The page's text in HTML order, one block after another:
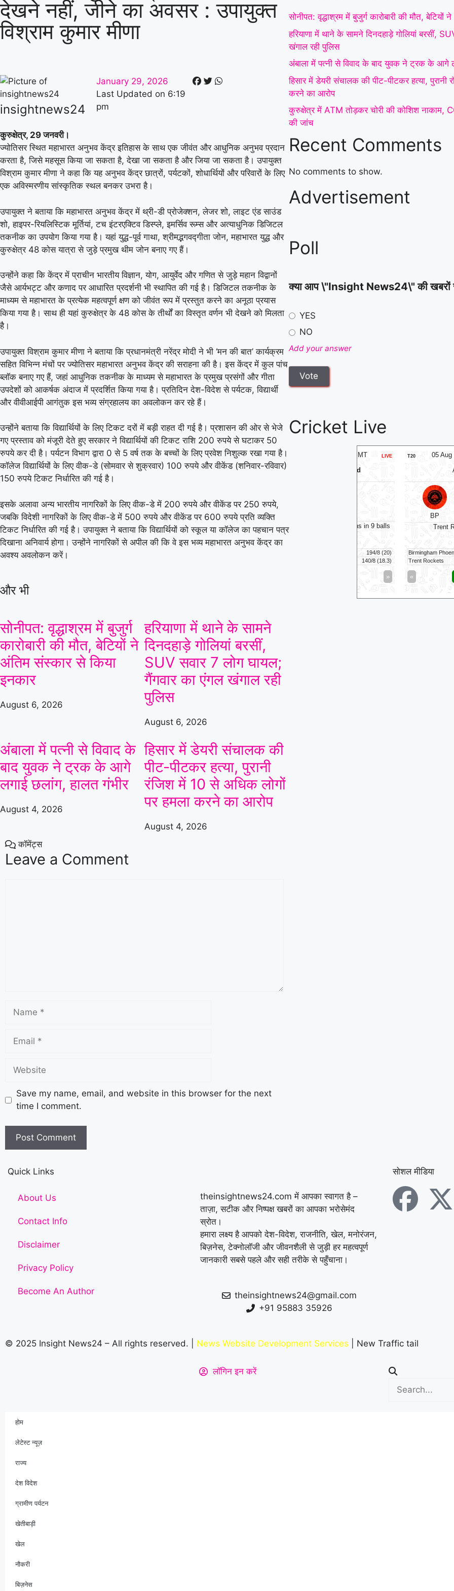
पीटकर हत्या, पुरानी रंजिश
हमला करने का आरोप |
चोरी की कोशिश नाकाम,
पुलिस ने शुरू की जांच |
फरीदाबाद स्कूल में महिला
शिक्षिका की दिनदहाड़े हत्या,
देखने नहीं, जीने का अवसर : उपायुक्त
विश्राम कुमार मीणा
insightnews24
January 29, 2026
Last Updated on 6:19
pm
कुरुक्षेत्र, 29 जनवरी।
ज्योतिसर स्थित महाभारत अनुभव केंद्र इतिहास के साथ एक जीवंत और आधुनिक अनुभव प्रदान
करता है, जिसे महसूस किया जा सकता है, देखा जा सकता है और जिया जा सकता है। उपायुक्त
विश्राम कुमार मीणा ने कहा कि यह अनुभव केंद्र छात्रों, पर्यटकों, शोधार्थियों और परिवारों के लिए
एक अविस्मरणीय सांस्कृतिक स्थल बनकर उभरा है।
उपायुक्त ने बताया कि महाभारत अनुभव केंद्र में थ्री-डी प्रोजेक्शन, लेजर शो, लाइट एंड साउंड
शो, हाइपर-रियलिस्टिक मूर्तियां, टच इंटरएक्टिव डिस्प्ले, इमर्सिव रूम्स और अत्याधुनिक डिजिटल
तकनीक का उपयोग किया गया है। यहां युद्ध-पूर्व गाथा, श्रीमद्भगवद्गीता जोन, महाभारत युद्ध और
कुरुक्षेत्र 48 कोस यात्रा से जुड़े प्रमुख थीम जोन बनाए गए हैं।
उन्होंने कहा कि केंद्र में प्राचीन भारतीय विज्ञान, योग, आयुर्वेद और गणित से जुड़े महान विद्वानों
जैसे आर्यभट्ट और कणाद पर आधारित प्रदर्शनी भी स्थापित की गई है। डिजिटल तकनीक के
माध्यम से महाभारत के प्रत्येक महत्वपूर्ण क्षण को जीवंत रूप में प्रस्तुत करने का अनूठा प्रयास
किया गया है। साथ ही यहां कुरुक्षेत्र के 48 कोस के तीर्थों का विस्तृत वर्णन भी देखने को मिलता
है।
उपायुक्त विश्राम कुमार मीणा ने बताया कि प्रधानमंत्री नरेंद्र मोदी ने भी ‘मन की बात’ कार्यक्रम
सहित विभिन्न मंचों पर ज्योतिसर महाभारत अनुभव केंद्र की सराहना की है। इस केंद्र में कुल पांच
ब्लॉक बनाए गए हैं, जहां आधुनिक तकनीक के माध्यम से महाभारत के प्रमुख प्रसंगों और गीता
उपदेशों को आकर्षक अंदाज में प्रदर्शित किया गया है। प्रतिदिन देश-विदेश से पर्यटक, विद्यार्थी
और वीवीआईपी आगंतुक इस भव्य संग्रहालय का अवलोकन कर रहे हैं।
उन्होंने बताया कि विद्यार्थियों के लिए टिकट दरों में बड़ी राहत दी गई है। प्रशासन की ओर से भेजे
गए प्रस्ताव को मंजूरी देते हुए सरकार ने विद्यार्थियों की टिकट राशि 200 रुपये से घटाकर 50
रुपये कर दी है। पर्यटन विभाग द्वारा 0 से 5 वर्ष तक के बच्चों के लिए प्रवेश निशुल्क रखा गया है।
कॉलेज विद्यार्थियों के लिए वीक-डे (सोमवार से शुक्रवार) 100 रुपये और वीकेंड (शनिवार-रविवार)
150 रुपये टिकट निर्धारित की गई है।
इसके अलावा अन्य भारतीय नागरिकों के लिए वीक-डे में 200 रुपये और वीकेंड पर 250 रुपये,
जबकि विदेशी नागरिकों के लिए वीक-डे में 500 रुपये और वीकेंड पर 600 रुपये प्रति व्यक्ति
टिकट निर्धारित की गई है। उपायुक्त ने बताया कि विद्यार्थियों को स्कूल या कॉलेज का पहचान पत्र
दिखाना अनिवार्य होगा। उन्होंने नागरिकों से अपील की कि वे इस भव्य महाभारत अनुभव केंद्र का
अवश्य अवलोकन करें।
और भी
सोनीपत: वृद्धाश्रम में बुजुर्ग
कारोबारी की मौत, बेटियों ने
अंतिम संस्कार से किया
इनकार
August 6, 2026
हरियाणा में थाने के सामने
दिनदहाड़े गोलियां बरसीं,
SUV सवार 7 लोग घायल;
गैंगवार का एंगल खंगाल रही
पुलिस
August 6, 2026
अंबाला में पत्नी से विवाद के
बाद युवक ने ट्रक के आगे
लगाई छलांग, हालत गंभीर
August 4, 2026
हिसार में डेयरी संचालक की
पीट-पीटकर हत्या, पुरानी
रंजिश में 10 से अधिक लोगों
पर हमला करने का आरोप
August 4, 2026
सोनीपत: वृद्धाश्रम में बुजुर्ग कारोबारी की मौत,
हरियाणा में थाने के सामने दिनदहाड़े गोलियां बरसीं,
खंगाल रही पुलिस
अंबाला में पत्नी से विवाद के बाद युवक ने ट्रक के आगे
हिसार में डेयरी संचालक की पीट-पीटकर हत्या,
करने का आरोप
कुरुक्षेत्र में ATM तोड़कर चोरी की कोशिश
की जांच
Recent Comments
No comments to show.
Advertisement
Poll
क्या आप \"Insight News24\" की खबरों
YES
NO
Add your answer
Cricket Live
06 Aug 2026, Thu 14:00 GMT
T20
AtLord's
v
Mi London Women
MI London Women won by 3 runs
Mi London Women
London Spirit Women
06 Aug 2026, Thu 14:00 GMT
T20
AtNPR College Ground
Vida Kovai Kings
SKM Salem Spartans need 55 runs in 9 balls
05 Aug 2026, Wed
Trent
v
Trent Rockets won
Birmingham Phoenix
Trent Rockets
Full Scorecard
Get this Widget
कॉमेंट्स
Leave a Comment
Save my name, email, and website in this browser for the next
time I comment.
Quick Links
About Us
Contact Info
Disclaimer
Privacy Policy
Become An Author
theinsightnews24.com में आपका स्वागत है –
ताज़ा, सटीक और निष्पक्ष खबरों का आपका भरोसेमंद
स्रोत।
हमारा लक्ष्य है आपको देश-विदेश, राजनीति, खेल, मनोरंजन,
बिज़नेस, टेक्नोलॉजी और जीवनशैली से जुड़ी हर महत्वपूर्ण
जानकारी सबसे पहले और सही तरीके से पहुँचाना।
theinsightnews24@gmail.com
+91 95883 35926
सोशल मीडिया
© 2025 Insight News24 – All rights reserved. | News Website Development Services | New Traffic tail
लॉगिन इन करें
होम
लेटेस्ट न्यूज़
राज्य
देश विदेश
ग्रामीण पर्यटन
खेतीबाड़ी
खेल
नौकरी
बिज़नेस